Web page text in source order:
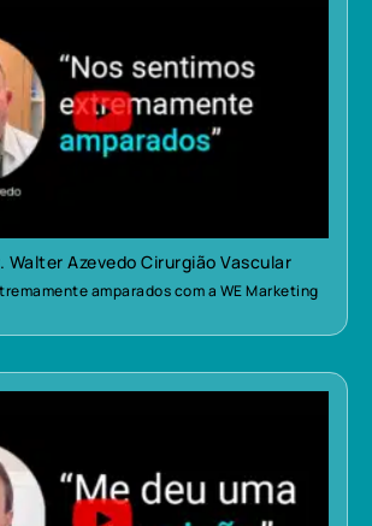
Walter Azevedo Cirurgião Vascular
amparados com a WE Marketing